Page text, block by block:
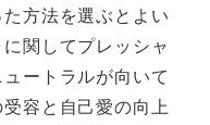
方法を選ぶとよい
関してプレッシャ
ートラルが向いて
容と自己愛の向上